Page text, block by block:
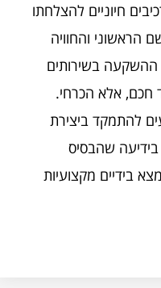
חיוניים להצלחתו
הראשוני והחוויה
ההשקעה בשירותים
חכם, אלא הכרחי.
להתמקד ביצירת
בידיעה שהבסיס
בידיים מקצועיות